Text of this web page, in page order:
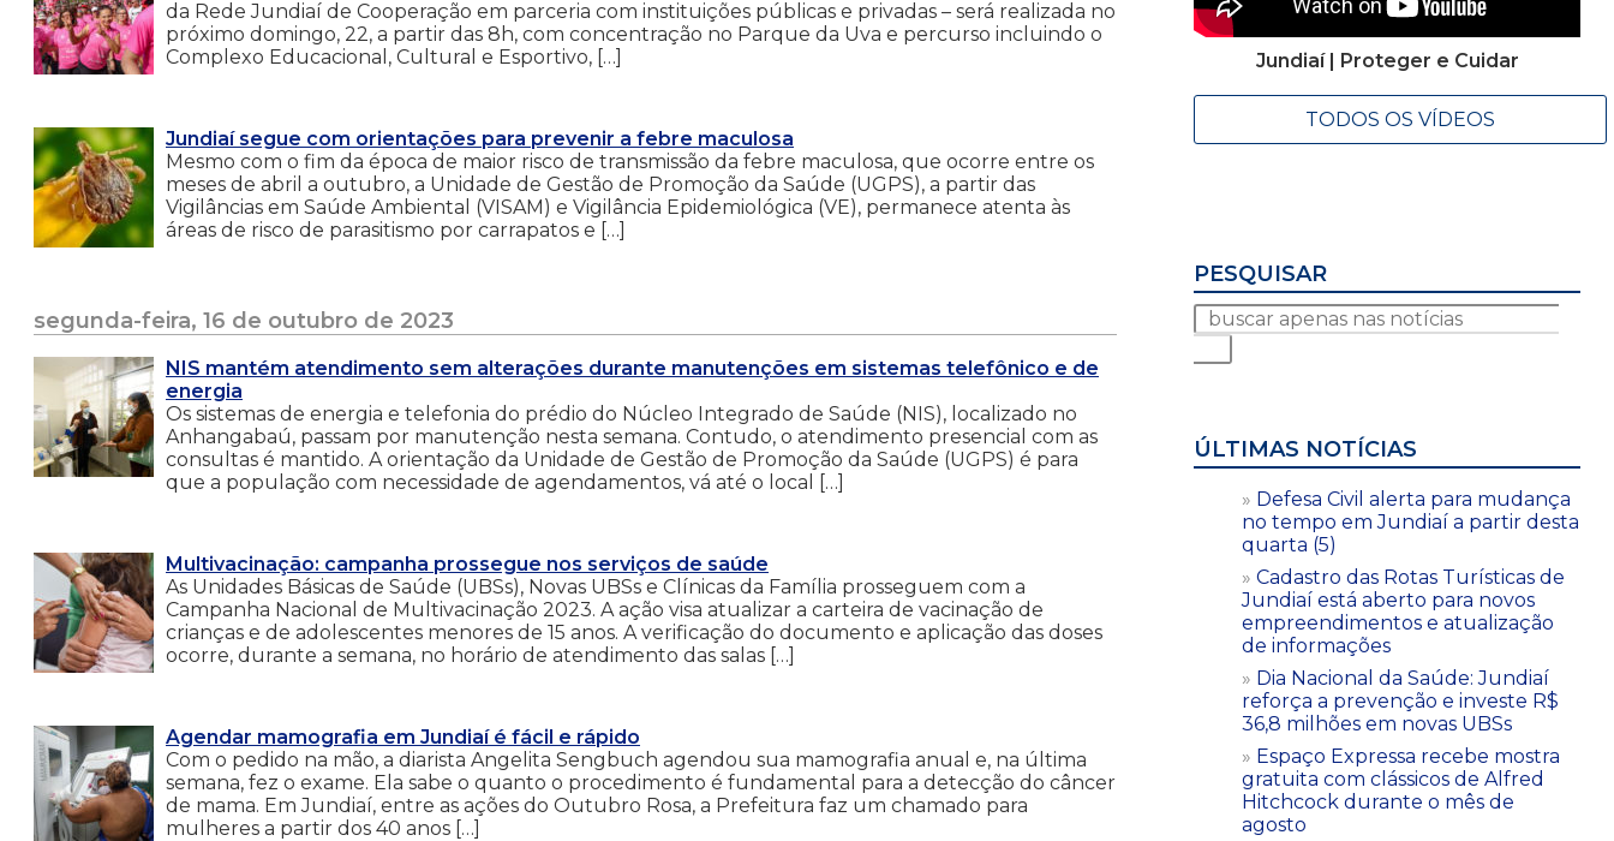
da Rede Jundiaí de Cooperação em parceria com instituições públicas e privadas – será realizada no
próximo domingo, 22, a partir das 8h, com concentração no Parque da Uva e percurso incluindo o
Complexo Educacional, Cultural e Esportivo, […]
Jundiaí segue com orientações para prevenir a febre maculosa
Mesmo com o fim da época de maior risco de transmissão da febre maculosa, que ocorre entre os
meses de abril a outubro, a Unidade de Gestão de Promoção da Saúde (UGPS), a partir das
Vigilâncias em Saúde Ambiental (VISAM) e Vigilância Epidemiológica (VE), permanece atenta às
áreas de risco de parasitismo por carrapatos e […]
segunda-feira, 16 de outubro de 2023
NIS mantém atendimento sem alterações durante manutenções em sistemas telefônico e de
energia
Os sistemas de energia e telefonia do prédio do Núcleo Integrado de Saúde (NIS), localizado no
Anhangabaú, passam por manutenção nesta semana. Contudo, o atendimento presencial com as
consultas é mantido. A orientação da Unidade de Gestão de Promoção da Saúde (UGPS) é para
que a população com necessidade de agendamentos, vá até o local […]
Multivacinação: campanha prossegue nos serviços de saúde
As Unidades Básicas de Saúde (UBSs), Novas UBSs e Clínicas da Família prosseguem com a
Campanha Nacional de Multivacinação 2023. A ação visa atualizar a carteira de vacinação de
crianças e de adolescentes menores de 15 anos. A verificação do documento e aplicação das doses
ocorre, durante a semana, no horário de atendimento das salas […]
Agendar mamografia em Jundiaí é fácil e rápido
Com o pedido na mão, a diarista Angelita Sengbuch agendou sua mamografia anual e, na última
semana, fez o exame. Ela sabe o quanto o procedimento é fundamental para a detecção do câncer
de mama. Em Jundiaí, entre as ações do Outubro Rosa, a Prefeitura faz um chamado para
mulheres a partir dos 40 anos […]
Jundiaí | Proteger e Cuidar
TODOS OS VÍDEOS
PESQUISAR
ÚLTIMAS NOTÍCIAS
Defesa Civil alerta para mudança
no tempo em Jundiaí a partir desta
quarta (5)
Cadastro das Rotas Turísticas de
Jundiaí está aberto para novos
empreendimentos e atualização
de informações
Dia Nacional da Saúde: Jundiaí
reforça a prevenção e investe R$
36,8 milhões em novas UBSs
Espaço Expressa recebe mostra
gratuita com clássicos de Alfred
Hitchcock durante o mês de
agosto